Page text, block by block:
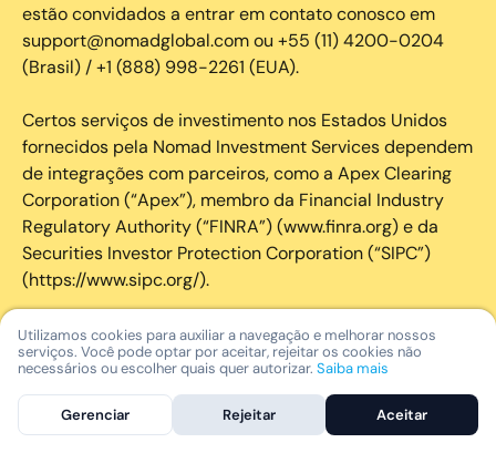
estão convidados a entrar em contato conosco em
support@nomadglobal.com ou +55 (11) 4200-0204
(Brasil) / +1 (888) 998-2261 (EUA).
Certos serviços de investimento nos Estados Unidos
fornecidos pela Nomad Investment Services dependem
de integrações com parceiros, como a Apex Clearing
Corporation (“Apex”), membro da Financial Industry
Regulatory Authority (“FINRA”) (www.finra.org) e da
Securities Investor Protection Corporation (“SIPC”)
(https://www.sipc.org/).
A SIPC protege os valores mobiliários de clientes de
seus membros em até US$ 250.000,00 para
disponível mediante solicitação ou em www.sipc.org. O
SIPC não protege contra perdas de mercado e não
Utilizamos cookies para auxiliar a navegação e melhorar nossos
serviços. Você pode optar por aceitar, rejeitar os cookies não
necessários ou escolher quais quer autorizar. Saiba mais
Gerenciar Rejeitar Aceitar